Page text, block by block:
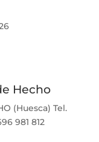
Hecho
(Huesca) Tel.
981 812